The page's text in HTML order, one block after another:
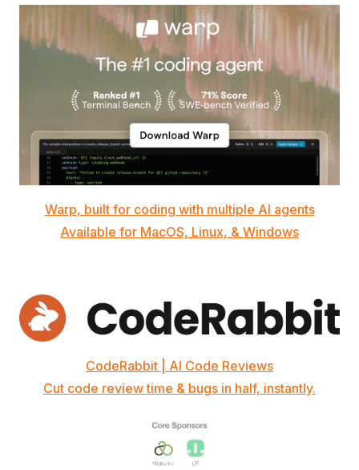
Warp, built for coding with multiple AI agents
Available for MacOS, Linux, & Windows
CodeRabbit | AI Code Reviews
Cut code review time & bugs in half, instantly.